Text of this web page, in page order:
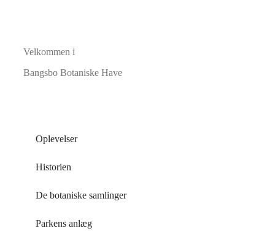
Velkommen i
Bangsbo Botaniske Have
Oplevelser
Historien
De botaniske samlinger
Parkens anlæg